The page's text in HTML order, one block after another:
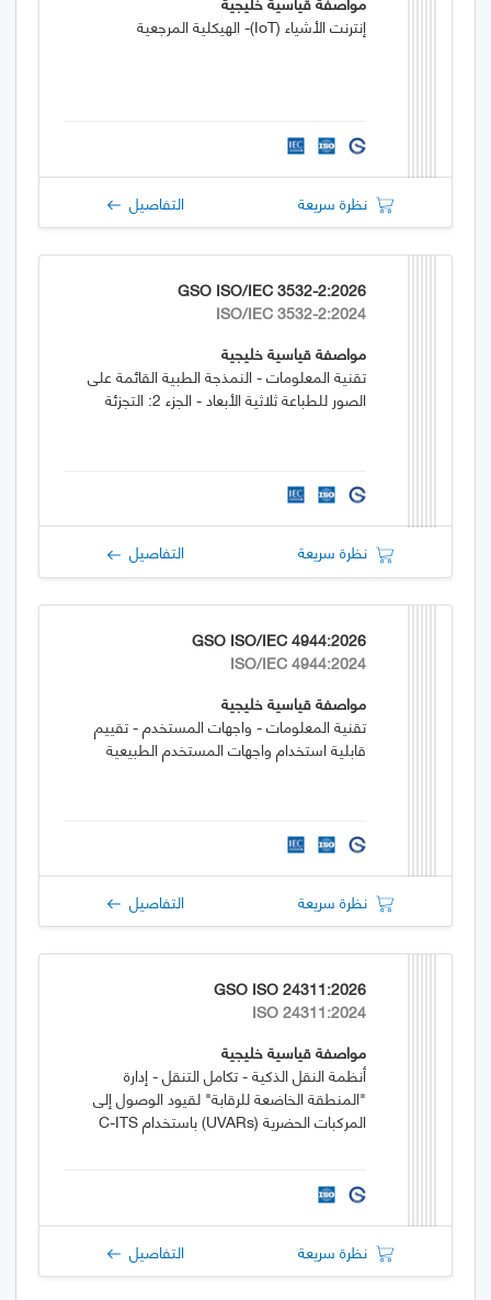
إنترنت الأشياء (IoT)- الهيكلية المرجعية
نظرة سريعة التفاصيل
GSO ISO/IEC 3532-2:2026
ISO/IEC 3532-2:2024
مواصفة قياسية خليجية
تقنية المعلومات - النمذجة الطبية القائمة على
الصور للطباعة ثلاثية الأبعاد - الجزء 2: التجزئة
نظرة سريعة التفاصيل
GSO ISO/IEC 4944:2026
ISO/IEC 4944:2024
مواصفة قياسية خليجية
تقنية المعلومات - واجهات المستخدم - تقييم
قابلية استخدام واجهات المستخدم الطبيعية
نظرة سريعة التفاصيل
GSO ISO 24311:2026
ISO 24311:2024
مواصفة قياسية خليجية
أنظمة النقل الذكية - تكامل التنقل - إدارة
"المنطقة الخاضعة للرقابة" لقيود الوصول إلى
المركبات الحضرية (UVARs) باستخدام C-ITS
نظرة سريعة التفاصيل